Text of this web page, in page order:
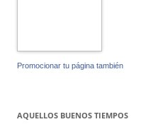
Promocionar tu página también
AQUELLOS BUENOS TIEMPOS